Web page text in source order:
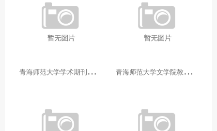
青
海师范大学学术期刊两个专栏入选2025年青海省期刊重点专栏 青
海师范大学文学院教师赴山东省相关高校和学术机构交流学习